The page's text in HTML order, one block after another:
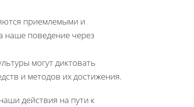
приемлемыми и
наше поведение через
могут диктовать
и методов их достижения.
действия на пути к